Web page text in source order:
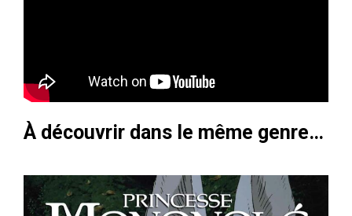
À découvrir dans le même genre…